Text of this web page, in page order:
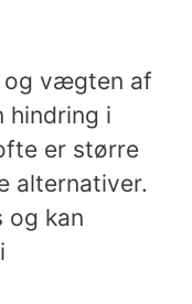
og vægten af
hindring i
er større
alternativer.
og kan